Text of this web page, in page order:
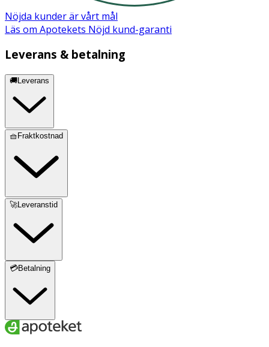
Nöjda kunder är vårt mål
Läs om Apotekets Nöjd kund-garanti
Leverans & betalning
🚚Leverans
🧺Fraktkostnad
🚀Leveranstid
💳Betalning